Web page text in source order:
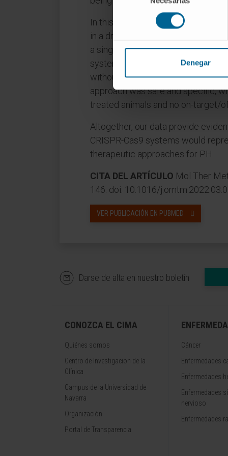
consentimiento
Denegar
In this work, we demonstrate a
in a drastic reduction of LDH
a single-dose delivery of AAV8
system, resulting in reduced urine
without signs of toxicity. Deep
approach was safe and specific,
treated animals and no on-target/
Altogether, our data provide
CRISPR-Cas9 systems would
therapeutic approaches for PH.
CITA DEL ARTÍCULO Mol Ther
146. doi: 10.1016/
VER PUBLICACIÓN EN PUBMED
Darse de alta en nuestro boletín
CONOZCA EL CIMA
Quiénes somos
Centro de Investigacion de la
Clínica
Campus de la Universidad de
Navarra
Organización
Portal de Transparencia
Cáncer
Enfermedades
Enfermedades
Enfermedades
nervioso
Enfermedades